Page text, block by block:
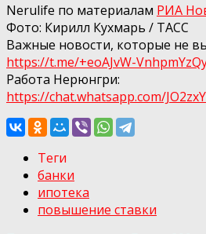
Nerulife по материалам РИА
Фото: Кирилл Кухмарь / ТАСС
Важные новости, которые не
https://t.me/+eoAJvW-
Работа Нерюнгри:
https://chat.whatsapp.com/
Теги
банки
ипотека
повышение ставки